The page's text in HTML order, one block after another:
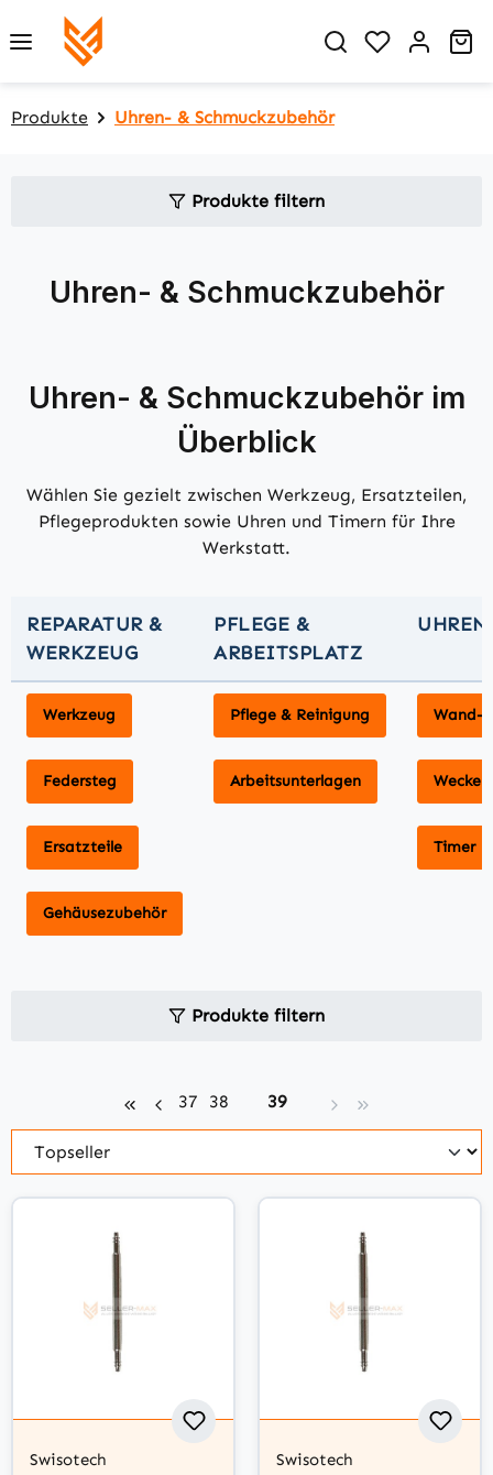
Zum Hauptinhalt springen
Du hast 0
Produkte Uhren- & Schmuckzubehör
Produkte filtern
Uhren- & Schmuckzubehör
Uhren- & Schmuckzubehör im
Überblick
Wählen Sie gezielt zwischen Werkzeug, Ersatzteilen,
Pflegeprodukten sowie Uhren und Timern für Ihre
Werkstatt.
REPARATUR &
WERKZEUG
PFLEGE &
ARBEITSPLATZ
Werkzeug Pflege & Reinigung Wand-
Federsteg Arbeitsunterlagen Wecker
Ersatzteile Timer
Gehäusezubehör
Produkte filtern
Seite
37 Seite
38 Seite
39
Swisotech Swisotech